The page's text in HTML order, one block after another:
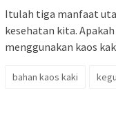
Itulah tiga manfaat
kesehatan kita.
menggunakan kaos
bahan kaos kaki